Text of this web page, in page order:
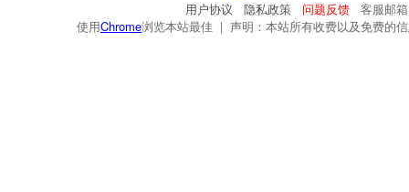
用户协议
隐私政策 问题反馈
客服邮
使用Chrome浏览本站最佳 | 声明：本站所有收费以及免费的